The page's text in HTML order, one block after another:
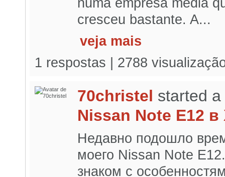
numa empresa média
cresceu bastante. A...
veja mais
1 respostas | 2788
70christel started
Nissan Note E12
Недавно подошло
моего Nissan Note
знаком с